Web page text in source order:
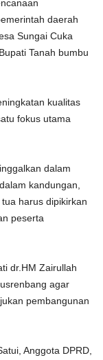
daerah
Sungai Cuka
Tanah bumbu
kualitas
fokus utama
dalam
kandungan,
harus dipikirkan
peserta
dr.HM Zairullah
agar
pembangunan
Anggota DPRD,